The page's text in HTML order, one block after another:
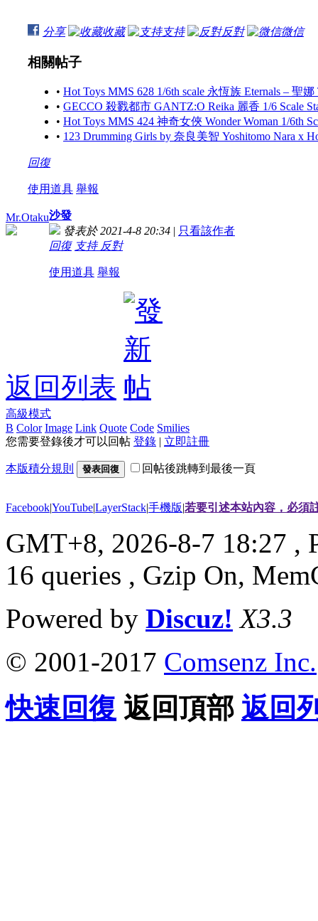
分享 收藏 支持 反對 微信
相關帖子
• Hot Toys MMS 628 1/6th scale 永恆族 Eternals – 聖娜
• GECCO 殺戮都市 GANTZ:O Reika 麗香 1/6 Scale
• Hot Toys MMS 424 神奇女俠 Wonder Woman 1/6th
• 123 Drumming Girls by 奈良美智 Yoshitomo Nara x
回復
使用道具 舉報
Mr.Otaku沙發
發表於 2021-4-8 20:34 | 只看該作者
回復 支持 反對
使用道具 舉報
返回列表
高級模式
B Color Image Link Quote Code Smilies
您需要登錄後才可以回帖 登錄 | 立即註冊
本版積分規則 發表回復 回帖後跳轉到最後一頁
Facebook|YouTube|LayerStack|手機版|若要引述本站內容，必須
GMT+8, 2026-8-7 18:27 ,
16 queries , Gzip On,
Powered by Discuz! X3.3
© 2001-2017 Comsenz Inc.
快速回復 返回頂部 返回